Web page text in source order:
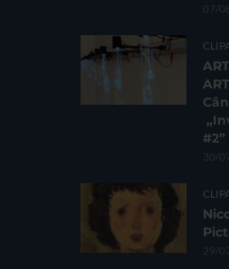
07/
#2”
30/
29/